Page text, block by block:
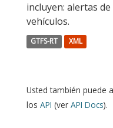
incluyen: alertas
vehículos.
GTFS-RT XML
Usted también puede
los API (ver API Docs).